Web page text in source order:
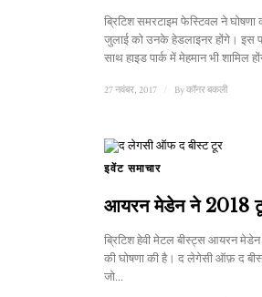
ब्रिटिश समरटाइम फेस्टिवल ने घोषणा
जुलाई को उनके हेडलाइनर होंगे। इस
साथ हाइड पार्क में मेहमान भी शामिल
27 नवंबर, 2017 Byकॉनर बकली
इवेंट समाचार
आयरन मेडेन ने 2018 टूर
ब्रिटिश हेवी मेटल बीस्ट्स आयरन मेडेन
की घोषणा की है। द लेगेसी ऑफ़ द
जो...